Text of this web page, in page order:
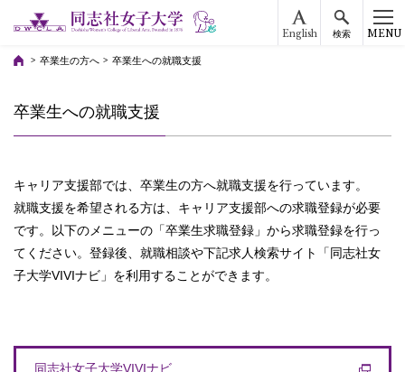
English 検索 MENU
卒業生の方へ 卒業生への就職支援
卒業生への就職支援
キャリア支援部では、卒業生の方へ就職支援を行っています。
就職支援を希望される方は、キャリア支援部への求職登録が必要
です。以下のメニューの「卒業生求職登録」から求職登録を行っ
てください。登録後、就職相談や下記求人検索サイト「同志社女
子大学VIVIナビ」を利用することができます。
同志社女子大学VIVIナビ